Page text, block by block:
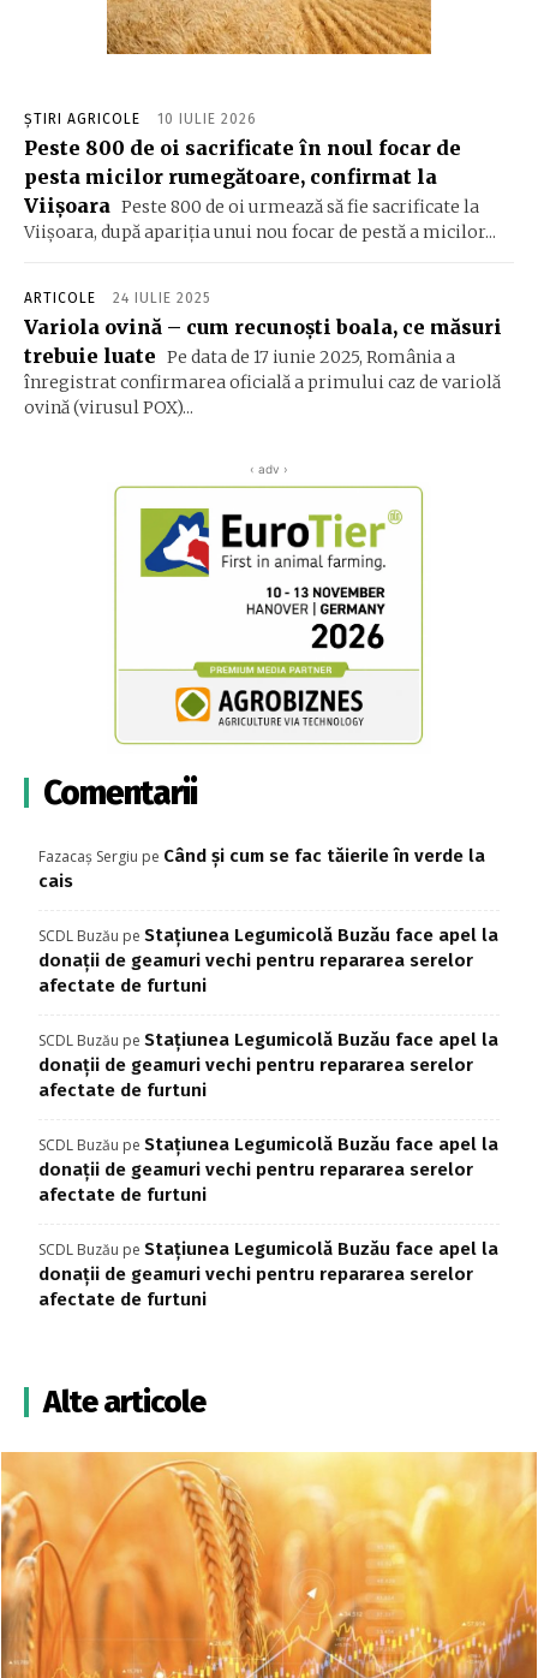
ȘTIRI AGRICOLE 10 IULIE 2026
Peste 800 de oi sacrificate în noul focar de
pesta micilor rumegătoare, confirmat la
Viișoara Peste 800 de oi urmează să fie sacrificate la
Viișoara, după apariția unui nou focar de pestă a micilor...
ARTICOLE 24 IULIE 2025
Variola ovină – cum recunoști boala, ce măsuri
trebuie luate Pe data de 17 iunie 2025, România a
înregistrat confirmarea oficială a primului caz de variolă
ovină (virusul POX)...
‹ adv ›
Comentarii
Fazacaș Sergiu pe Când și cum se fac tăierile în verde la
cais
SCDL Buzău pe Stațiunea Legumicolă Buzău face apel la
donații de geamuri vechi pentru repararea serelor
afectate de furtuni
SCDL Buzău pe Stațiunea Legumicolă Buzău face apel la
donații de geamuri vechi pentru repararea serelor
afectate de furtuni
SCDL Buzău pe Stațiunea Legumicolă Buzău face apel la
donații de geamuri vechi pentru repararea serelor
afectate de furtuni
SCDL Buzău pe Stațiunea Legumicolă Buzău face apel la
donații de geamuri vechi pentru repararea serelor
afectate de furtuni
Alte articole